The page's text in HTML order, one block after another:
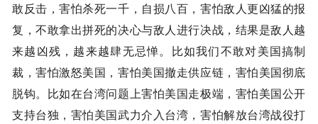
敢反击，害怕杀死一千，自损八百，害怕敌人更凶猛的报
复，不敢拿出拼死的决心与敌人进行决战，结果是敌人越
来越凶残，越来越肆无忌惮。比如我们不敢对美国搞制
裁，害怕激怒美国，害怕美国撤走供应链，害怕美国彻底
脱钩。比如在台湾问题上害怕美国走极端，害怕美国公开
支持台独，害怕美国武力介入台湾，害怕解放台湾战役打